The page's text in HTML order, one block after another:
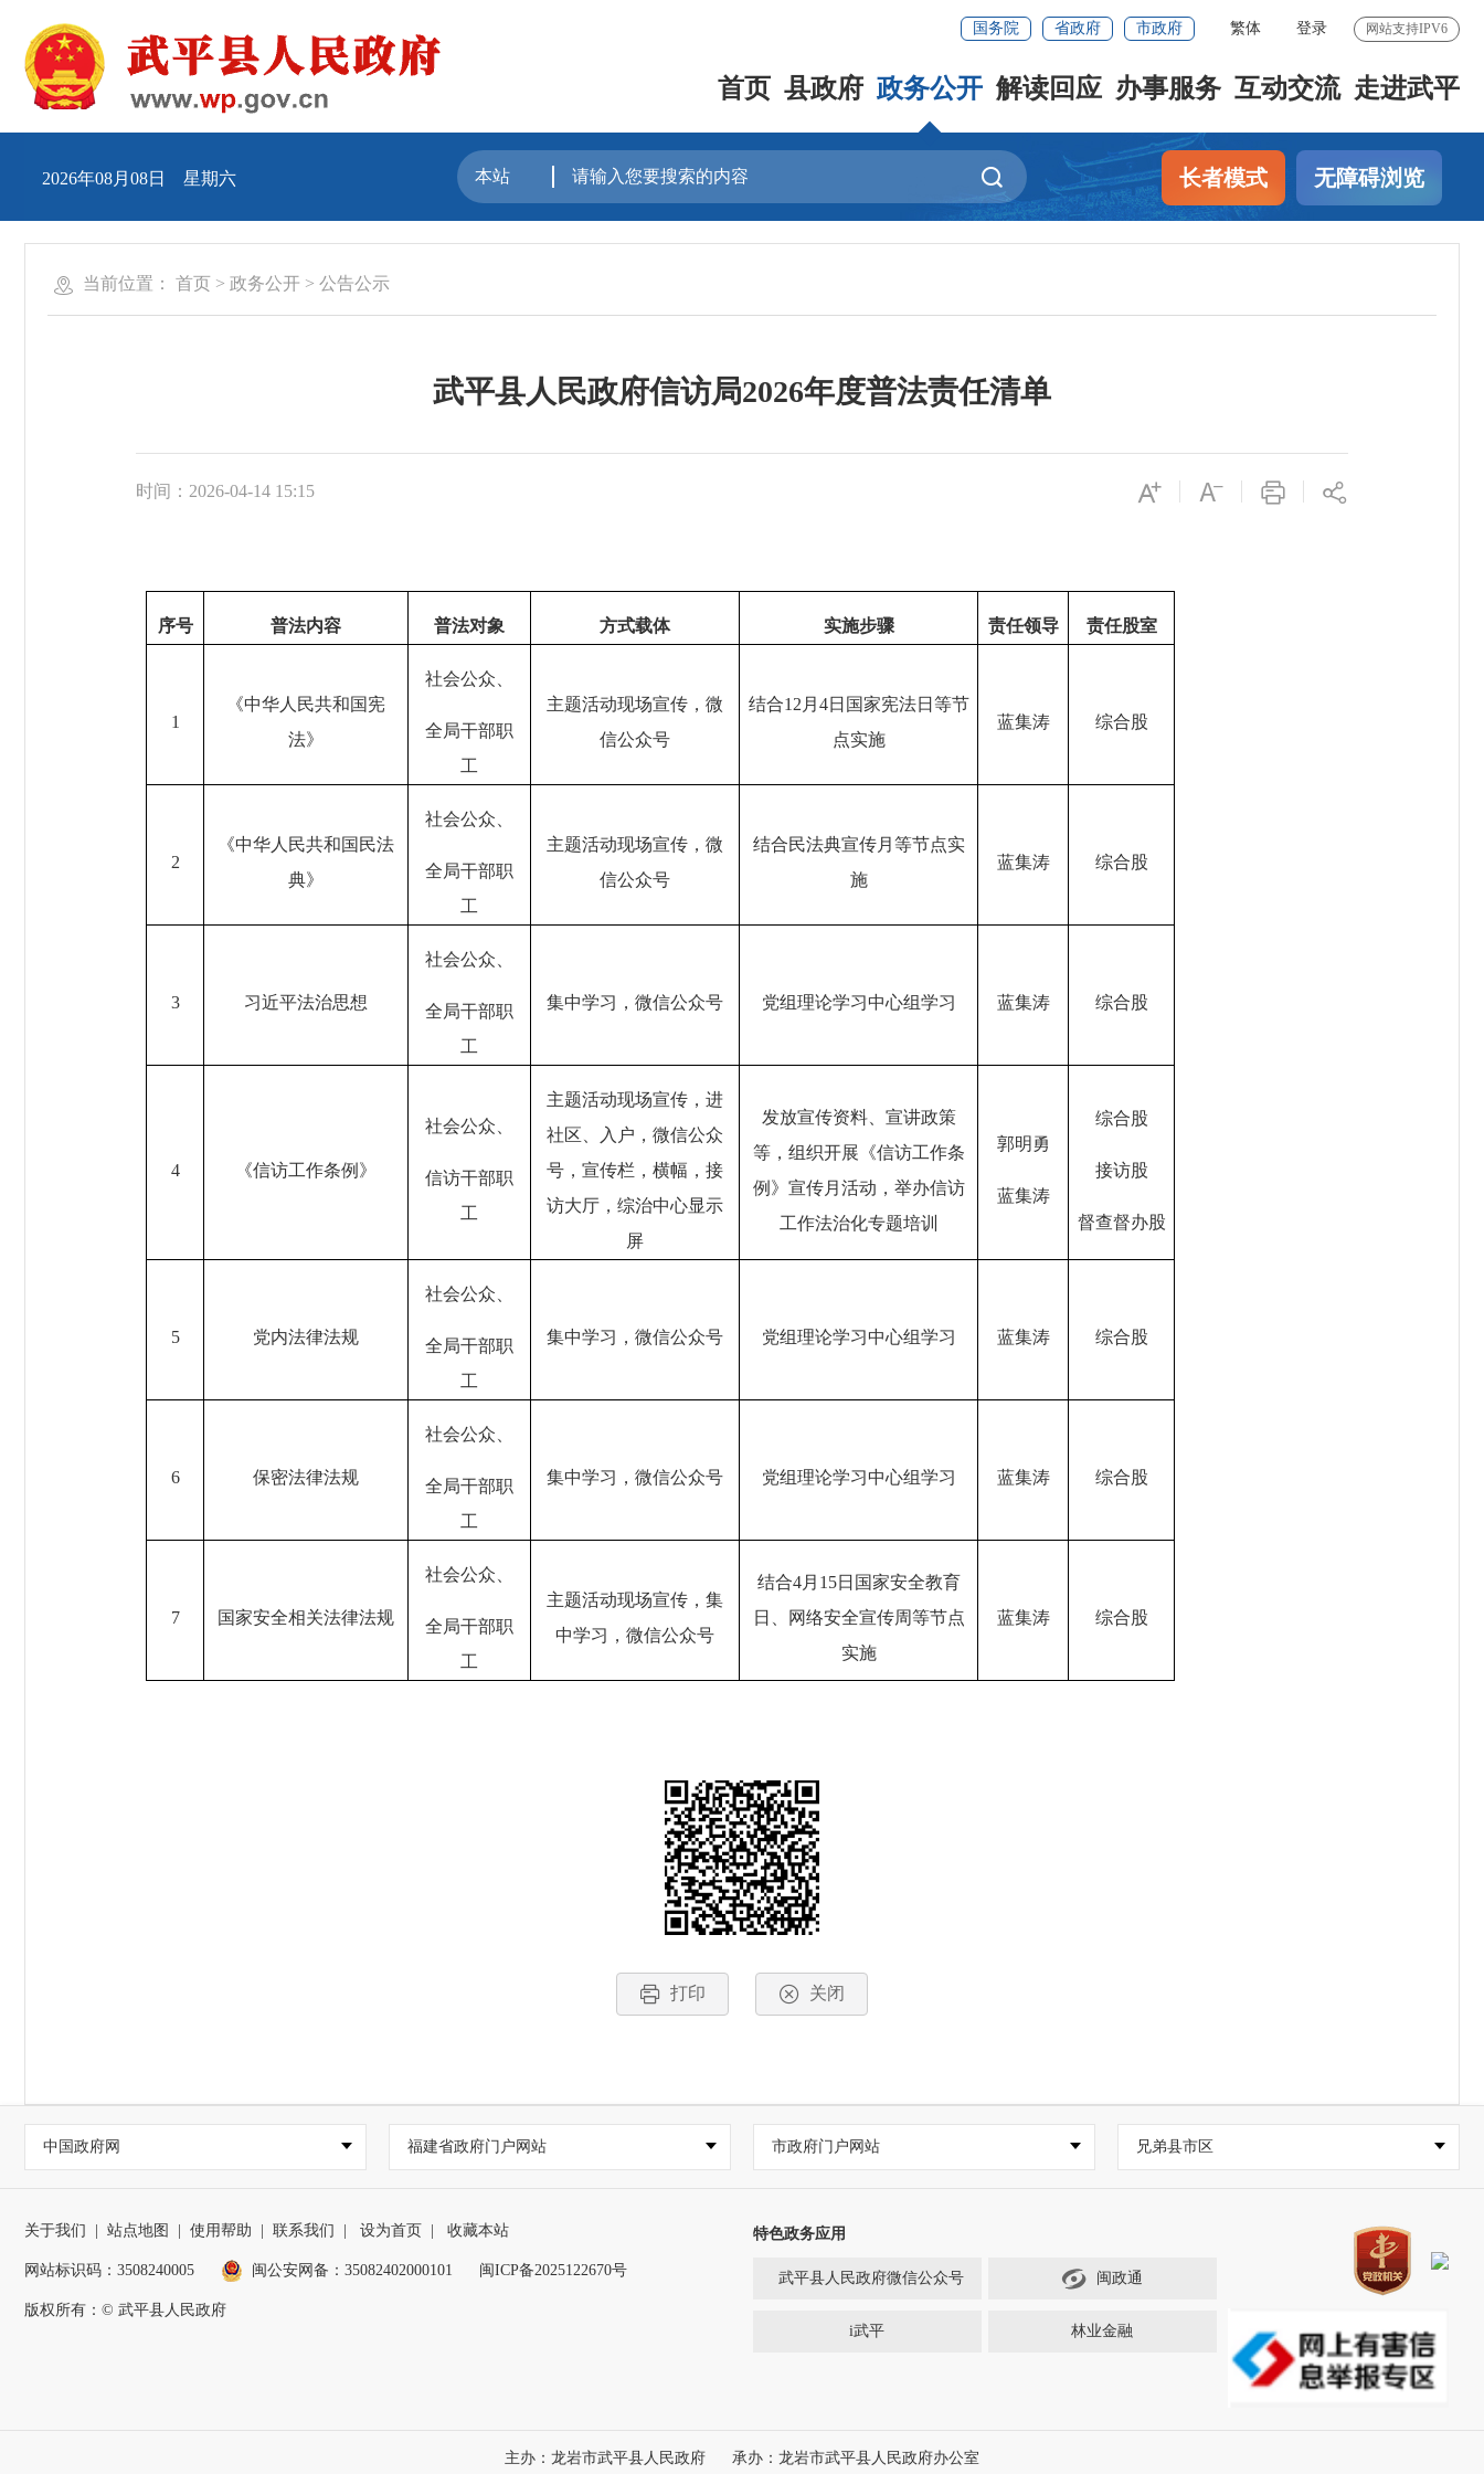
国务院 省政府 市政府 繁体 登录 网站支持IPV6
首页 县政府 政务公开 解读回应 办事服务 互动交流 走进武平
2026年08月08日 星期六 长者模式 无障碍浏览
当前位置： 首页 > 政务公开 > 公告公示
武平县人民政府信访局2026年度普法责任清单
时间：2026-04-14 15:15
序号 普法内容 普法对象 方式载体 实施步骤 责任领导 责任股室
1
《中华人民共和国宪
法》
社会公众、
全局干部职
工
主题活动现场宣传， 微
信公众号
结合12 月 4日 国家宪法日等节
点实施
蓝集涛 综合股
2
《中华人民共和国民法
典》
社会公众、
全局干部职
工
主题活动现场宣传 ，微
信公众号
结合民法典宣传月 等节点实
施
蓝集涛 综合股
3 习近平法治思想
社会公众、
全局干部职
工
集中学习 ，微信公众号 党组理论学习中心组学习 蓝集涛 综合股
4 《信访工作条例》
社会公众、
信访干部职
工
主题活动现场宣传 ， 进
社区、入户 ，微信公众
号，宣传栏，横幅，接
访大厅，综治中心显示
屏
发放宣传资料、宣讲政策
等，组织开展《信访工作条
例》宣传月活动，举办信访
工作法治化专题培训
郭明勇
蓝集涛
综合股
接访股
督查督办股
5 党内法律法规
社会公众、
全局干部职
工
集中学习，微信公众号 党组理论学习中心组学习 蓝集涛 综合股
6 保密法律法规
社会公众、
全局干部职
工
集中学习，微信公众号 党组理论学习中心组学习 蓝集涛 综合股
7 国家安全相关法律法规
社会公众、
全局干部职
工
主题活动现场宣传 ，集
中学习，微信公众号
结合4月15日国家安全教育
日
网络安全宣传周等节点
实施
蓝集涛 综合股
打印 关闭
中国政府网 福建省政府门户网站 市政府门户网站 兄弟县市区
关于我们 | 站点地图 | 使用帮助 | 联系我们 | 设为首页 | 收藏本站
网站标识码：3508240005 闽公安网备：35082402000101 闽ICP备2025122670号
版权所有：© 武平县人民政府
特色政务应用
武平县人民政府微信公众号 闽政通
i武平 林业金融
主办：龙岩市武平县人民政府 承办：龙岩市武平县人民政府办公室